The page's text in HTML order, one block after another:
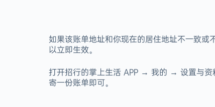
如果该账单地址和你现在的居住地址不一致
以立即生效。
打开招行的掌上生活 APP → 我的 → 设置与
寄一份账单即可。